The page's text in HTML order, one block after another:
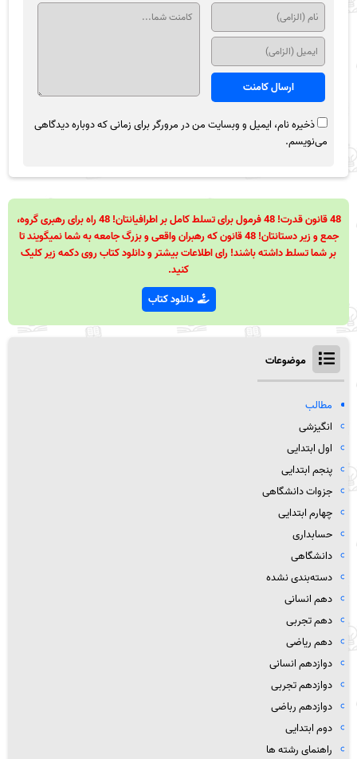
ذخیره نام، ایمیل و وبسایت من در مرورگر برای زمانی که دوباره دیدگاهی
می‌نویسم.
48 قانون قدرت! 48 فرمول برای تسلط کامل بر اطرافیانتان! 48 راه برای رهبری گروه،
جمع و زیر دستانتان! 48 قانون که رهبران واقعی و بزرگ جامعه به شما نمیگویند تا
بر شما تسلط داشته باشند! رای اطلاعات بیشتر و دانلود کتاب روی دکمه زیر کلیک
کنید.
دانلود کتاب
موضوعات
مطالب
انگیزشی
اول ابتدایی
پنجم ابتدایی
جزوات دانشگاهی
چهارم ابتدایی
حسابداری
دانشگاهی
دسته‌بندی نشده
دهم انسانی
دهم تجربی
دهم ریاضی
دوازدهم انسانی
دوازدهم تجربی
دوازدهم رباضی
دوم ابتدایی
راهنمای رشته ها